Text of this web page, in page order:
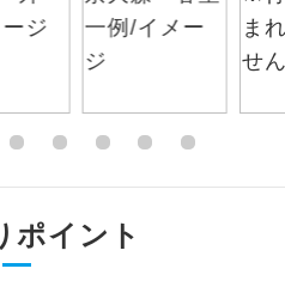
ポイント
テルに露天風呂が付いていま
テルに大浴場が付いています。
にてゆっくりとお召し上がりいた
となります。
ますので、コールセ
でのお申し込みはでき